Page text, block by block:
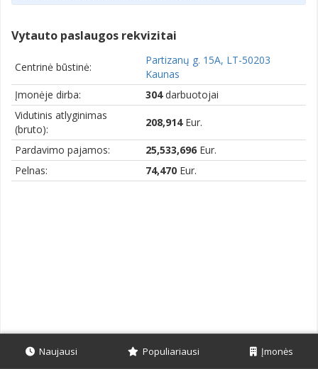
Vytauto paslaugos rekvizitai
Centrinė būstinė:
Partizanų g. 15A, LT-50203
Kaunas
Įmonėje dirba:
304darbuotojai
Vidutinis atlyginimas
(bruto):
208,914Eur.
Pardavimo pajamos: 25,533,696 Eur.
Pelnas:
74,470 Eur.
Naujausi Populiariausi Įmonės